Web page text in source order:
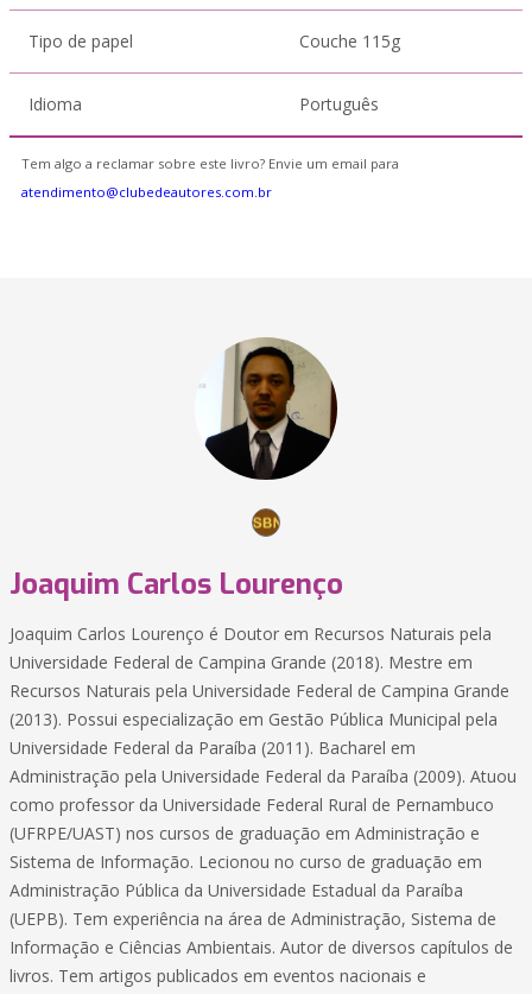
Tipo de papel Couche 115g
Idioma Português
Tem algo a reclamar sobre este livro? Envie um email para
atendimento@clubedeautores.com.br
Joaquim Carlos Lourenço
Joaquim Carlos Lourenço é Doutor em Recursos Naturais pela
Universidade Federal de Campina Grande (2018). Mestre em
Recursos Naturais pela Universidade Federal de Campina Grande
(2013). Possui especialização em Gestão Pública Municipal pela
Universidade Federal da Paraíba (2011). Bacharel em
Administração pela Universidade Federal da Paraíba (2009). Atuou
como professor da Universidade Federal Rural de Pernambuco
(UFRPE/UAST) nos cursos de graduação em Administração e
Sistema de Informação. Lecionou no curso de graduação em
Administração Pública da Universidade Estadual da Paraíba
(UEPB). Tem experiência na área de Administração, Sistema de
Informação e Ciências Ambientais. Autor de diversos capítulos de
livros. Tem artigos publicados em eventos nacionais e